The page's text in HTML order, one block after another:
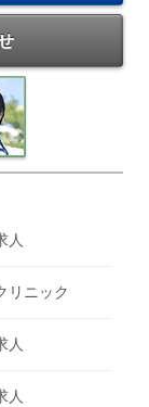
人
リニック
人
人